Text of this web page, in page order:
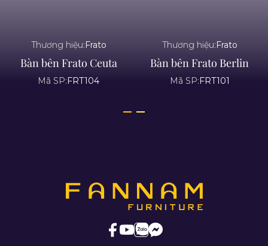
Thương hiệu:Frato
Bàn bên Frato Ceuta
Mã SP:FRT104
Thương hiệu:Frato
Bàn bên Frato Berlin
Mã SP:FRT101